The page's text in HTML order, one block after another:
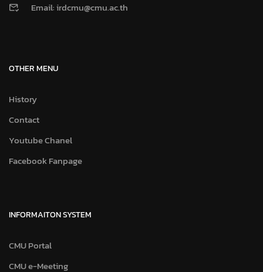
Email: irdcmu@cmu.ac.th
OTHER MENU
History
Contact
Youtube Chanel
Facebook Fanpage
INFORMAITON SYSTEM
CMU Portal
CMU e-Meeting